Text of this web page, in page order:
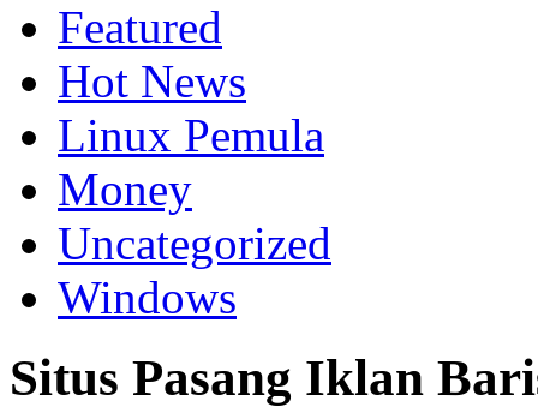
Featured
Hot News
Linux Pemula
Money
Uncategorized
Windows
Situs Pasang Iklan